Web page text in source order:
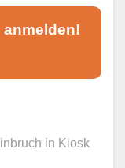
anmelden!
in Kiosk